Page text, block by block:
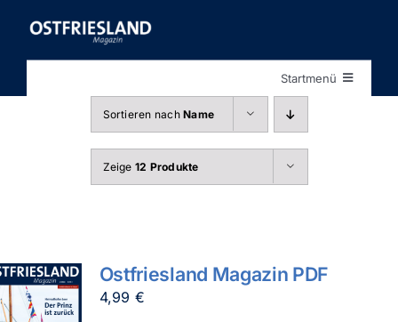
Inhalt
springen
Startmenü
Sortieren nachName
Zeige 12 Produkte
Ostfriesland Magazin PDF
4,99 €